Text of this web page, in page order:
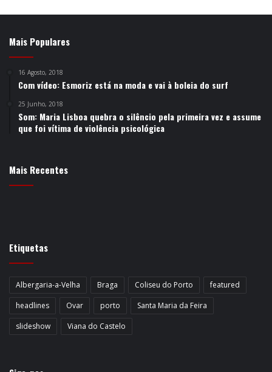
Mais Populares
16 Agosto, 2018
Com vídeo: Esmoriz está na moda e vai à boleia do surf
25 Junho, 2018
Som: Maria Lisboa quebra o silêncio pela primeira vez e assume
que foi vítima de violência psicológica
Mais Recentes
Etiquetas
Albergaria-a-Velha Braga Coliseu do Porto
featured
headlines
Ovar porto
Santa Maria da Feira
slideshow
Viana do Castelo